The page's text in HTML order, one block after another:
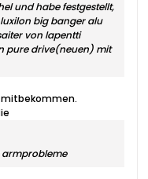
und habe festgestellt,
big banger alu
von lapentti
pure drive(neuen) mit
mitbekommen.
armprobleme